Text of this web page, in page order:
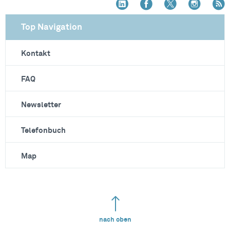
Top Navigation
Kontakt
FAQ
Newsletter
Telefonbuch
Map
nach oben